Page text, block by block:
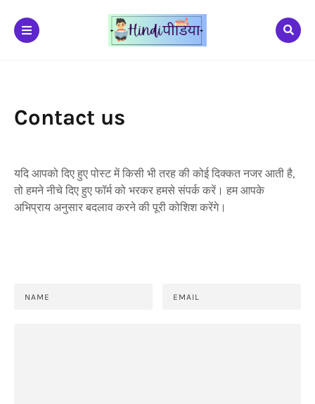
Contact us
यदि आपको दिए हुए पोस्ट में किसी भी तरह की कोई दिक्कत नजर आती है,
तो हमने नीचे दिए हुए फॉर्म को भरकर हमसे संपर्क करें। हम आपके
अभिप्राय अनुसार बदलाव करने की पूरी कोशिश करेंगे।